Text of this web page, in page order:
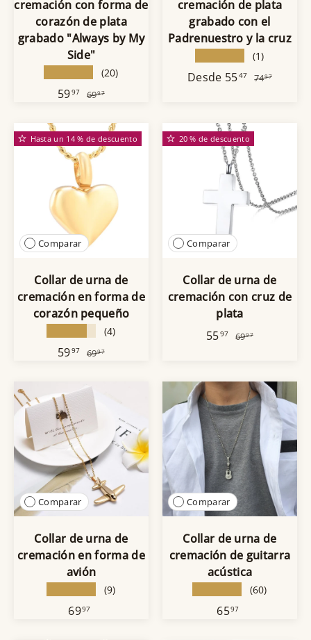
cremación con forma de
corazón de plata
grabado "Always by My
Side"
(20)
5997 6997
cremación de plata
grabado con el
Padrenuestro y la cruz
(1)
Desde 5547 7497
Hasta un 14 % de descuento
Comparar
Collar de urna de
cremación en forma de
corazón pequeño
(4)
5997 6997
20 % de descuento
Comparar
Collar de urna de
cremación con cruz de
plata
5597 6997
Comparar
Collar de urna de
cremación en forma de
avión
(9)
6997
Comparar
Collar de urna de
cremación de guitarra
acústica
(60)
6597